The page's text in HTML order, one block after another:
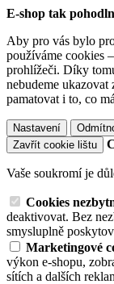
E-shop tak
Aby pro vás bylo
používáme cookies
prohlížeči. Díky
nebudeme ukazovat
pamatovat i to, co
Nastavení
Zavřít cookie lištu
Vaše soukromí je
Cookies
deaktivovat. Bez
smysluplně
Marketingové
výkon e-shopu,
sítích a dalších